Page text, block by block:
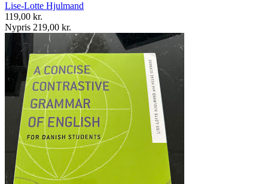
Lise-Lotte Hjulmand
119,00 kr.
Nypris 219,00 kr.